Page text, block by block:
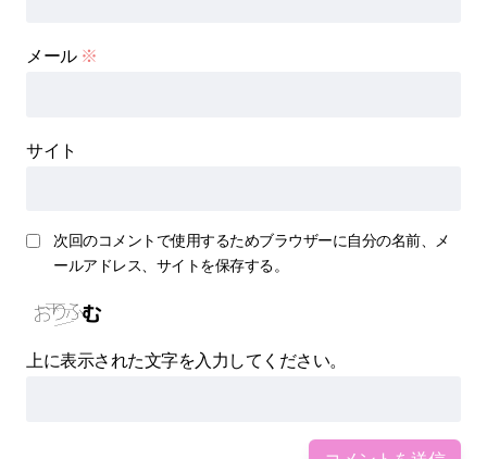
メール ※
サイト
次回のコメントで使用するためブラウザーに自分の名前、メ
ールアドレス、サイトを保存する。
上に表示された文字を入力してください。